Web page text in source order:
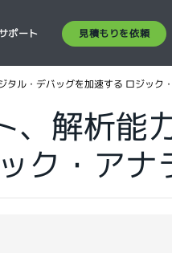
ポート 見積もりを依頼
ル・デバッグを加速する ロジック
、解析能
ク・ア